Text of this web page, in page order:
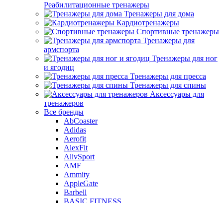
Реабилитационные тренажеры
Тренажеры для дома
Кардиотренажеры
Спортивные тренажеры
Тренажеры для
армспорта
Тренажеры для ног
и ягодиц
Тренажеры для пресса
Тренажеры для спины
Аксессуары для
тренажеров
Все бренды
AbCoaster
Adidas
Aerofit
AlexFit
AlivSport
AMF
Ammity
AppleGate
Barbell
BASIC FITNESS